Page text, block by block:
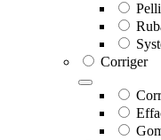
Corriger